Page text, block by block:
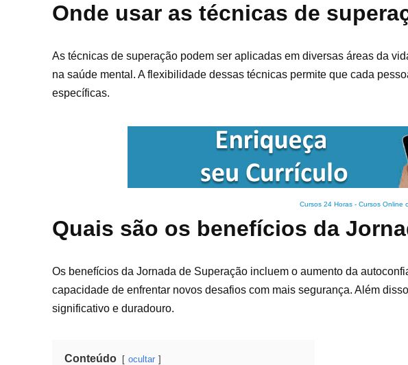
Onde usar as técnicas de
As técnicas de superação podem ser aplicadas em diversas áreas da
na saúde mental. A flexibilidade dessas técnicas permite que cada
específicas.
Cursos 24 Horas - Cursos Online
Quais são os benefícios da
Os benefícios da Jornada de Superação incluem o aumento da
capacidade de enfrentar novos desafios com mais segurança. Além
significativo e duradouro.
Conteúdo ocultar